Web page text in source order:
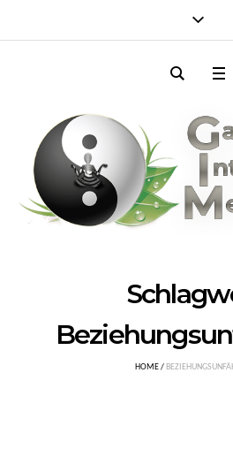
HOME/